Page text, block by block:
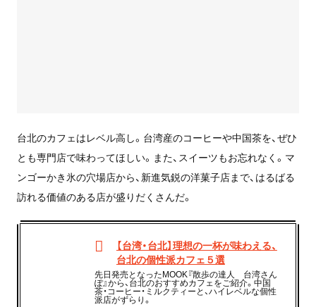
台北のカフェはレベル高し。台湾産のコーヒーや中国茶を、ぜひ
とも専門店で味わってほしい。また、スイーツもお忘れなく。マ
ンゴーかき氷の穴場店から、新進気鋭の洋菓子店まで、はるばる
訪れる価値のある店が盛りだくさんだ。
【台湾・台北】理想の一杯が味わえる、
台北の個性派カフェ５選
先日発売となったMOOK『散歩の達人 台湾さん
ぽ』から、台北のおすすめカフェをご紹介。中国
茶・コーヒー・ミルクティーと、ハイレベルな個性
派店がずらり。